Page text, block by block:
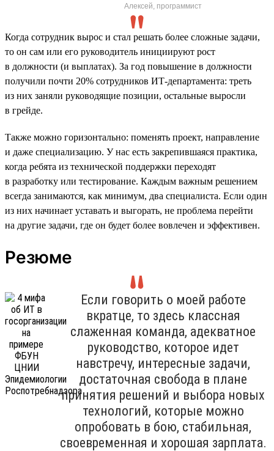
Алексей, программист
Когда сотрудник вырос и стал решать более сложные задачи,
то он сам или его руководитель инициируют рост
в должности (и выплатах). За год повышение в должности
получили почти 20% сотрудников ИТ-департамента: треть
из них заняли руководящие позиции, остальные выросли
в грейде.
Также можно горизонтально: поменять проект, направление
и даже специализацию. У нас есть закрепившаяся практика,
когда ребята из технической поддержки переходят
в разработку или тестирование. Каждым важным решением
всегда занимаются, как минимум, два специалиста. Если один
из них начинает уставать и выгорать, не проблема перейти
на другие задачи, где он будет более вовлечен и эффективен.
Резюме
Если говорить о моей работе
вкратце, то здесь классная
слаженная команда, адекватное
руководство, которое идет
навстречу, интересные задачи,
достаточная свобода в плане
принятия решений и выбора новых
технологий, которые можно
опробовать в бою, стабильная,
своевременная и хорошая зарплата.